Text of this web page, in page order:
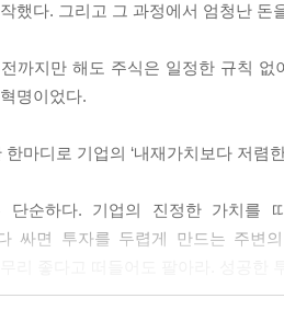
정률투자법 / 변율투자법 / 정액매수
자[2] / 전략적 가치투자[3]
엄의 생애 요약
했다. 그리고 그 과정에서 엄청난 돈
까지만 해도 주식은 일정한 규칙
명이었다.
한마디로 기업의 ‘내재가치보다 저렴
단순하다. 기업의 진정한 가치를
싸면 투자를 두렵게 만드는 주변